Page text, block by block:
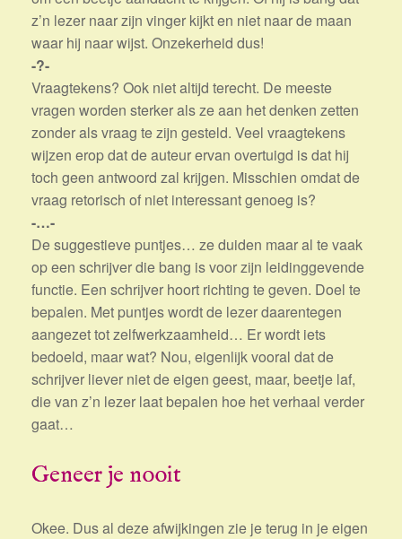
z’n lezer naar zijn vinger kijkt en niet naar de maan
waar hij naar wijst. Onzekerheid dus!
-?-
Vraagtekens? Ook niet altijd terecht. De meeste
vragen worden sterker als ze aan het denken zetten
zonder als vraag te zijn gesteld. Veel vraagtekens
wijzen erop dat de auteur ervan overtuigd is dat hij
toch geen antwoord zal krijgen. Misschien omdat de
vraag retorisch of niet interessant genoeg is?
-…-
De suggestieve puntjes… ze duiden maar al te vaak
op een schrijver die bang is voor zijn leidinggevende
functie. Een schrijver hoort richting te geven. Doel te
bepalen. Met puntjes wordt de lezer daarentegen
aangezet tot zelfwerkzaamheid… Er wordt iets
bedoeld, maar wat? Nou, eigenlijk vooral dat de
schrijver liever niet de eigen geest, maar, beetje laf,
die van z’n lezer laat bepalen hoe het verhaal verder
gaat…
Geneer je nooit
Okee. Dus al deze afwijkingen zie je terug in je eigen